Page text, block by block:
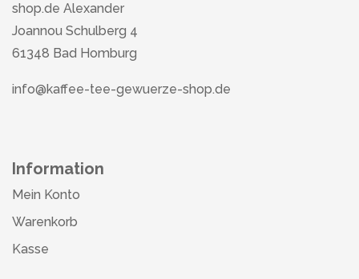
shop.de Alexander
Joannou Schulberg 4
61348 Bad Homburg
info@kaffee-tee-gewuerze-shop.de
Information
Mein Konto
Warenkorb
Kasse